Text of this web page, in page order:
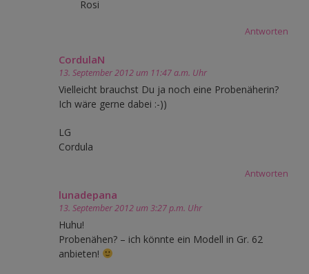
Rosi
Antworten
CordulaN
13. September 2012 um 11:47 a.m. Uhr
Vielleicht brauchst Du ja noch eine Probenäherin?
Ich wäre gerne dabei :-))
LG
Cordula
Antworten
lunadepana
13. September 2012 um 3:27 p.m. Uhr
Huhu!
Probenähen? – ich könnte ein Modell in Gr. 62
anbieten!